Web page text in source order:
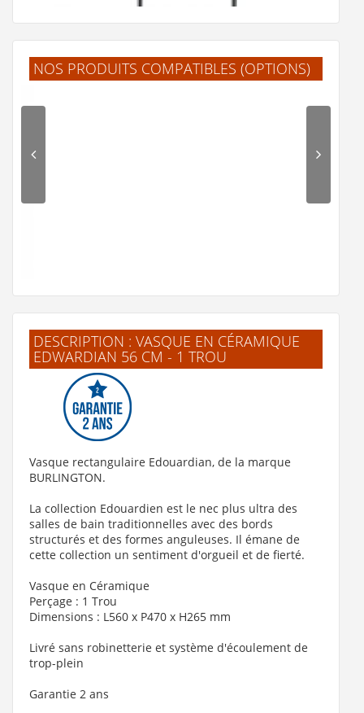
NOS PRODUITS COMPATIBLES (OPTIONS)
Piétement pour vasque Burlington 560/580 Chromé
560 €
Ajouter au panier
Voir la fiche produit de"Piétement pour vasque
Burlington 560/580 Chromé"
DESCRIPTION : VASQUE EN CÉRAMIQUE
EDWARDIAN 56 CM - 1 TROU
Vasque rectangulaire Edouardian, de la marque
BURLINGTON.
La collection Edouardien est le nec plus ultra des
salles de bain traditionnelles avec des bords
structurés et des formes anguleuses. Il émane de
cette collection un sentiment d'orgueil et de fierté.
Vasque en Céramique
Perçage : 1 Trou
Dimensions : L560 x P470 x H265 mm
Livré sans robinetterie et système d'écoulement de
trop-plein
Garantie 2 ans